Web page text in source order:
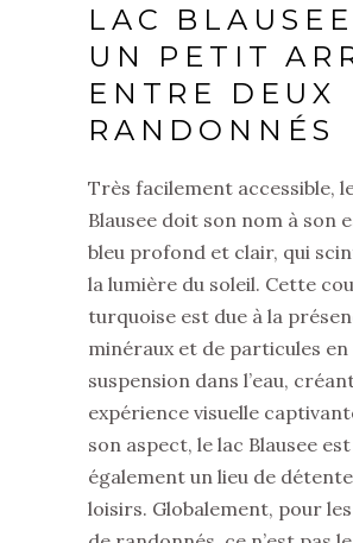
LAC
UN PETIT
ENTRE DEUX
RANDONNÉS
Très facilement accessible,
Blausee doit son nom à son
bleu profond et clair, qui
la lumière du soleil. Cette
turquoise est due à la
minéraux et de particules en
suspension dans l’eau,
expérience visuelle
son aspect, le lac Blausee est
également un lieu de
loisirs. Globalement, pour